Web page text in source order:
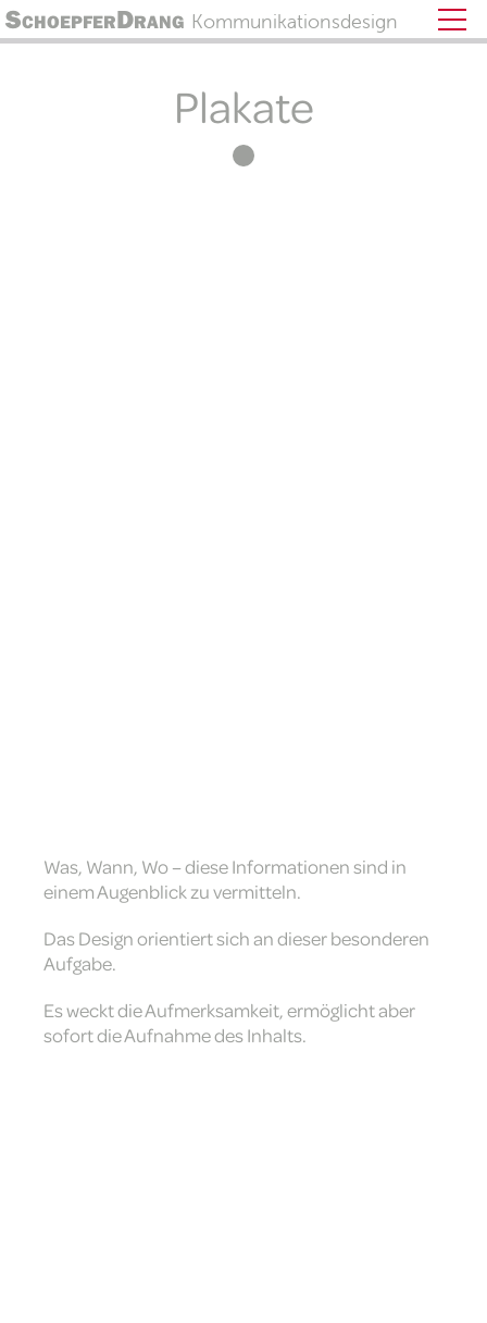
SchoepferDrang Kommunikationsdesign
Plakate
Was, Wann, Wo – diese Informationen sind in
einem Augenblick zu vermitteln.
Das Design orientiert sich an dieser besonderen
Aufgabe.
Es weckt die Aufmerksamkeit, ermöglicht aber
sofort die Aufnahme des Inhalts.